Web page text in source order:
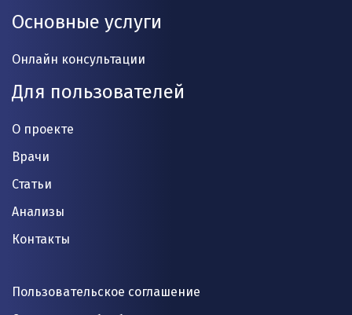
Основные услуги
Онлайн консультации
Для пользователей
О проекте
Врачи
Статьи
Анализы
Контакты
Пользовательское соглашение